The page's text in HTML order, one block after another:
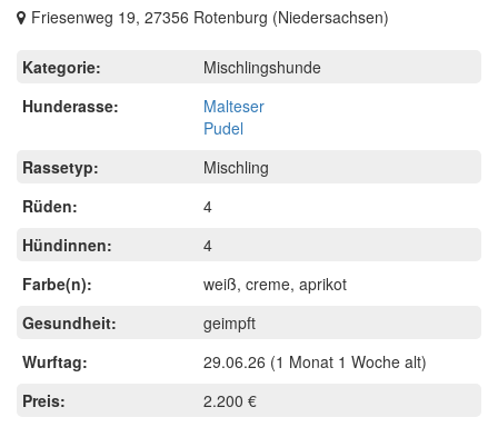
Friesenweg 19, 27356 Rotenburg (Niedersachsen)
Kategorie:
Mischlingshunde
Hunderasse:
Malteser
Pudel
Rassetyp:
Mischling
Rüden:
4
Hündinnen:
4
Farbe(n):
weiß, creme, aprikot
Gesundheit:
geimpft
Wurftag:
29.06.26 (1 Monat 1 Woche alt)
Preis:
2.200 €